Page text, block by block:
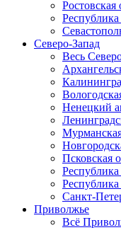
Ростовская
Северо-Запад
Весь
Ненецкий
Псковская
Санкт-
Приволжье
Всё